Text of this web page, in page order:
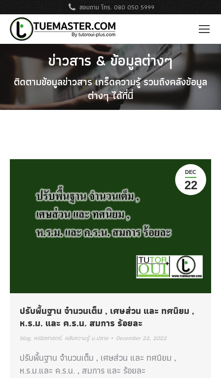
สอบถาม โทร. 080 050 5999
ข่าวสาร & ข้อมูลต่างๆ
ติดตามข้อมูลข่าวสาร เกร็ดความรู้ รวมถึงคลังข้อมูล
ต่างๆ ได้ที่นี่
DEC
22
ปรับพื้นฐาน จำนวนเต็ม , เศษส่วน และ ทศนิยม ,
ห.ร.ม. และ ค.ร.น. สมการ ร้อยละ
blog, คณิตศาสตร์, คลังความรู้ ม.ปลาย December 22, 2022
ปรับพื้นฐาน จำนวนเต็ม , เศษส่วน และ ทศนิยม ,
ห.ร.ม.และ ค.ร.น. , สมการ และ ร้อยละ